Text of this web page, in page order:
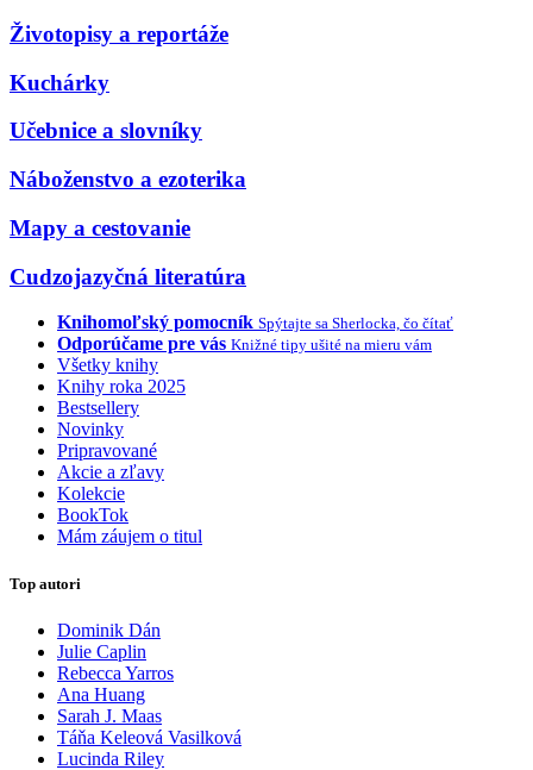
Životopisy a reportáže
Kuchárky
Učebnice a slovníky
Náboženstvo a ezoterika
Mapy a cestovanie
Cudzojazyčná literatúra
Knihomoľský pomocník Spýtajte sa Sherlocka, čo čítať
Odporúčame pre vás Knižné tipy ušité na mieru vám
Všetky knihy
Knihy roka 2025
Bestsellery
Novinky
Pripravované
Akcie a zľavy
Kolekcie
BookTok
Mám záujem o titul
Top autori
Dominik Dán
Julie Caplin
Rebecca Yarros
Ana Huang
Sarah J. Maas
Táňa Keleová Vasilková
Lucinda Riley